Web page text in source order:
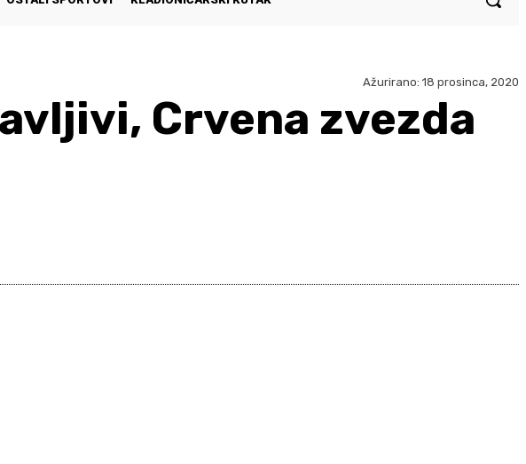
Ažurirano: 18 prosinca, 2020
Crvena zvezda